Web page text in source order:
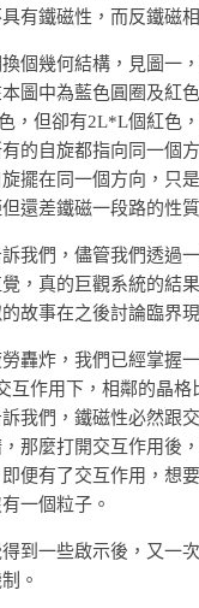
有鐵磁性，而反鐵磁
個幾何結構，見圖一
圖中為藍色圓圈及紅
，但卻有2L*L個紅色
的自旋都指向同一個
擺在同一個方向，只
還差鐵磁一段路的性
訴我們，儘管我們透過
，真的巨觀系統的結
故事在之後討論臨界
轟炸，我們已經掌握
互作用下，相鄰的晶
我們，鐵磁性必然跟
那麼打開交互作用後
便有了交互作用，想
一個粒子。
到一些啟示後，又一
。